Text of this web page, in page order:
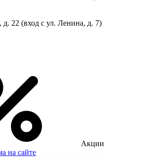
д. 22 (вход с ул. Ленина, д. 7)
Акции
на сайте